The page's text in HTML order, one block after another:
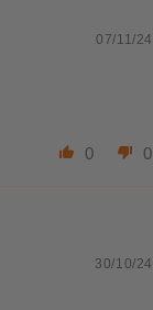
07/11/24
0 0
30/10/24